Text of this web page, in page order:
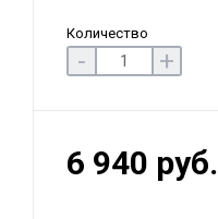
Количество
- +
6 940 руб.